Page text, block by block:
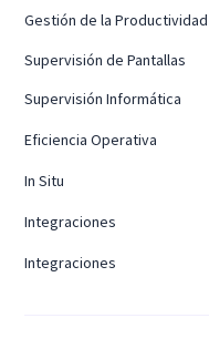
Gestión de la Productividad
Supervisión de Pantallas
Supervisión Informática
Eficiencia Operativa
In Situ
Integraciones
Integraciones